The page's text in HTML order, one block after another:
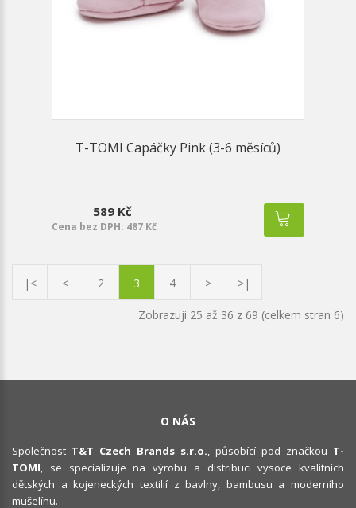
T-TOMI Capáčky Pink (3-6 měsíců)
589 Kč
Cena bez DPH: 487 Kč
|< < 2 3 4 > >|
Zobrazuji 25 až 36 z 69 (celkem stran 6)
O NÁS
Společnost T&T Czech Brands s.r.o., působící pod značkou T-
TOMI, se specializuje na výrobu a distribuci vysoce kvalitních
dětských a kojeneckých textilií z bavlny, bambusu a moderního
mušelínu.